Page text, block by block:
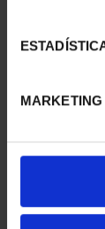
MARKETING
EMILIA